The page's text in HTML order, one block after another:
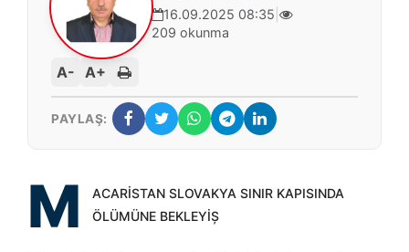
16.09.2025 08:35
209 okunma
A- A+
PAYLAŞ:
M
ACARİSTAN SLOVAKYA SINIR KAPISINDA
ÖLÜMÜNE BEKLEYİȘ